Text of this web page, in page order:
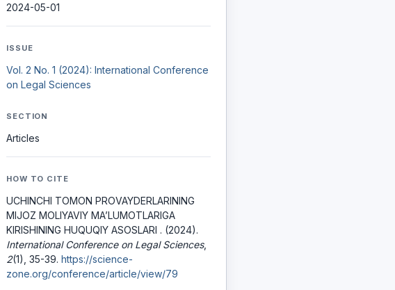
2024-05-01
ISSUE
Vol. 2 No. 1 (2024): International Conference
on Legal Sciences
SECTION
Articles
HOW TO CITE
UCHINCHI TOMON PROVAYDERLARINING
MIJOZ MOLIYAVIY MA’LUMOTLARIGA
KIRISHINING HUQUQIY ASOSLARI . (2024).
International Conference on Legal Sciences,
2(1), 35-39. https://science-
zone.org/conference/article/view/79